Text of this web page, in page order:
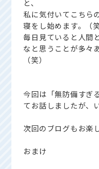
と、
私に気付いてこちら
寝をし始めます。（笑
毎日見ていると人間
なと思うことが多々
（笑）
今回は「無防備すぎ
てお話しましたが、
次回のブログもお楽
おまけ